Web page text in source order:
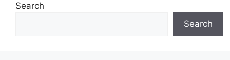
Search
Search